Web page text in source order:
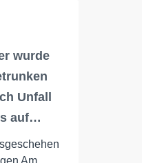
wurde
Unfall
auf…
Am